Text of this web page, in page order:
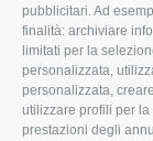
pubblicitari. Ad
finalità: archiviare
limitati per la
personalizzata,
personalizzata,
utilizzare profili per
prestazioni degli
L'Associazione
Missione e
Organigramma
I Nostri Servizi